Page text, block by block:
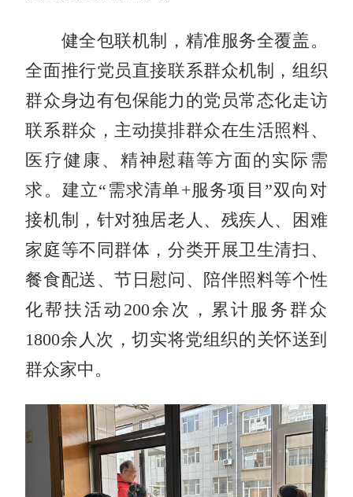
健全包联机制，精准服务全覆盖。
全面推行党员直接联系群众机制，组织
群众身边有包保能力的党员常态化走访
联系群众，主动摸排群众在生活照料、
医疗健康、精神慰藉等方面的实际需
求。建立“需求清单+服务项目”双向对
接机制，针对独居老人、残疾人、困难
家庭等不同群体，分类开展卫生清扫、
餐食配送、节日慰问、陪伴照料等个性
化帮扶活动200余次，累计服务群众
1800余人次，切实将党组织的关怀送到
群众家中。